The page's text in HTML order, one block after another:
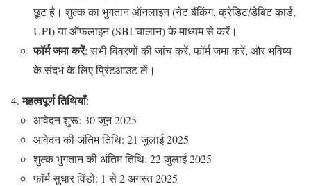
छूट है। शुल्क का भुगतान ऑनलाइन (नेट बैंकिंग, क्रेडिट/डेबिट कार्ड,
UPI) या ऑफलाइन (SBI चालान) के माध्यम से करें।
फॉर्म जमा करें: सभी विवरणों की जांच करें, फॉर्म जमा करें, और भविष्य
के संदर्भ के लिए प्रिंटआउट लें।
महत्वपूर्ण तिथियाँ:
आवेदन शुरू: 30 जून 2025
आवेदन की अंतिम तिथि: 21 जुलाई 2025
शुल्क भुगतान की अंतिम तिथि: 22 जुलाई 2025
फॉर्म सुधार विंडो: 1 से 2 अगस्त 2025